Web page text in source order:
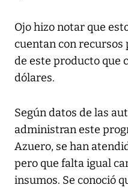
Ojo hizo notar que
cuentan con
de este producto que
dólares.
Según datos de las
administran este
Azuero, se han
pero que falta igual
insumos. Se conoció